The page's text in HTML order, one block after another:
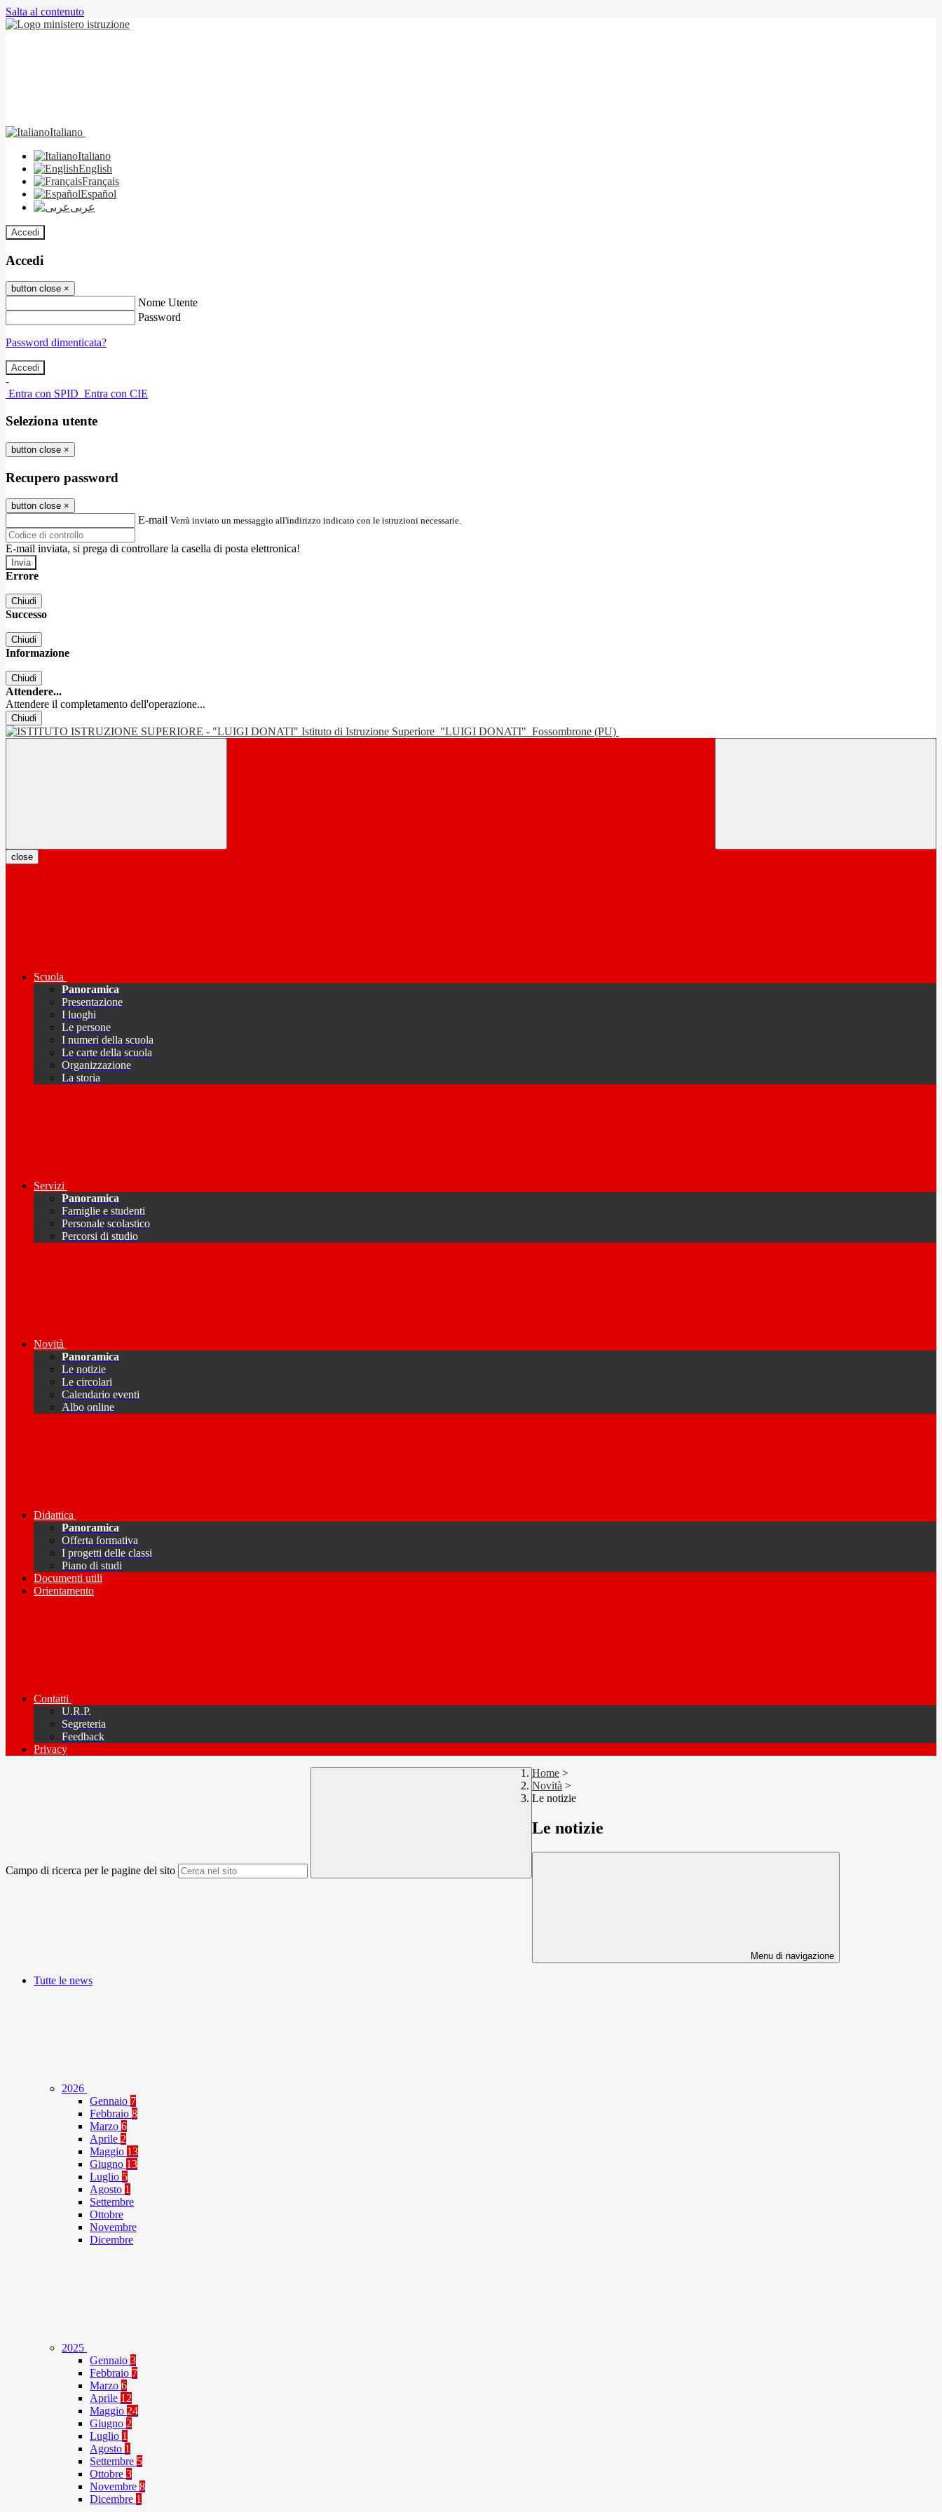
Salta al contenuto
Italiano
Italiano
English
Français
Español
عربى
Accedi
Accedi
button close ×
Nome Utente
Password
Password dimenticata?
-
Entra con SPID Entra con CIE
Seleziona utente
button close ×
Recupero password
button close ×
E-mail Verrà inviato un messaggio all'indirizzo indicato con le istruzioni necessarie.
E-mail inviata, si prega di controllare la casella di posta elettronica!
Errore
Chiudi
Successo
Chiudi
Informazione
Chiudi
Attendere...
Attendere il completamento dell'operazione...
Chiudi
Istituto di Istruzione Superiore "LUIGI DONATI" Fossombrone (PU)
close
Scuola
Panoramica
Presentazione
I luoghi
Le persone
I numeri della scuola
Le carte della scuola
Organizzazione
La storia
Servizi
Panoramica
Famiglie e studenti
Personale scolastico
Percorsi di studio
Novità
Panoramica
Le notizie
Le circolari
Calendario eventi
Albo online
Didattica
Panoramica
Offerta formativa
I progetti delle classi
Piano di studi
Documenti utili
Orientamento
Contatti
U.R.P.
Segreteria
Feedback
Privacy
Campo di ricerca per le pagine del sito
Home >
Novità >
Le notizie
Le notizie
Menu di navigazione
Tutte le news
2026
Gennaio 7
Febbraio 8
Marzo 6
Aprile 2
Maggio 13
Giugno 13
Luglio 5
Agosto 1
Settembre
Ottobre
Novembre
Dicembre
2025
Gennaio 3
Febbraio 7
Marzo 6
Aprile 12
Maggio 24
Giugno 2
Luglio 1
Agosto 1
Settembre 5
Ottobre 3
Novembre 8
Dicembre 1